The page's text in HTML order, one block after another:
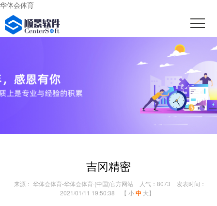
华体会体育
吉冈精密
来源： 华体会体育-华体会体育·(中国)官方网站 人气：8073
发表时间：
2021/01/11 19:50:38
【 小中 大】